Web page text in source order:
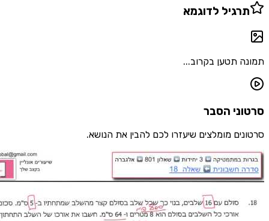
לדוגמא
תטען בקרוב...
הסבר
מומלצים שיעזרו לכם להבין את הנושא.